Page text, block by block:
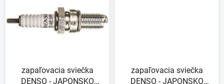
zapaľovacia sviečka
DENSO - JAPONSKO
zapaľovacia sviečka
DENSO - JAPONSKO